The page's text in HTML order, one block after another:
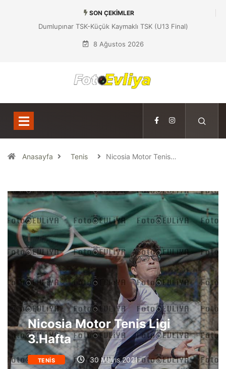
SON ÇEKIMLER
Dumlupınar TSK-Küçük Kaymaklı TSK (U13 Final)
8 Ağustos 2026
Anasayfa Tenis Nicosia Motor Tenis…
Nicosia Motor Tenis Ligi
3.Hafta
TENIS 30 Mayıs 2021